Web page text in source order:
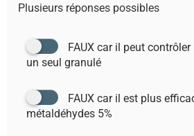
Plusieurs réponses possibles
FAUX car il peut
un seul granulé
FAUX car il est plus
métaldéhydes 5%